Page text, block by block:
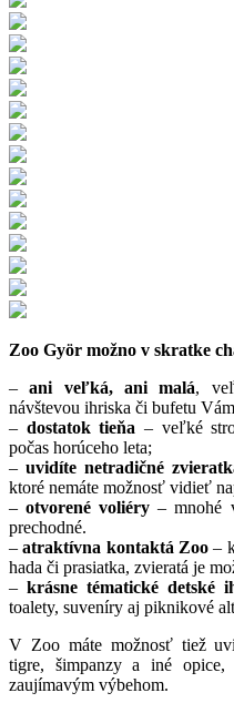
Zoo Györ možno v skratke
–ani veľká, ani malá,
návštevou ihriska či bufetu
– dostatok tieňa – veľké
počas horúceho leta;
– uvidíte netradičné
ktoré nemáte možnosť vidieť
–otvorené voliéry – mnohé
prechodné.
–atraktívna kontaktá Zoo –
hada či prasiatka, zvieratá je
–krásne tématické detské
toalety, suveníry aj piknikové
V Zoo máte možnosť tiež
tigre, šimpanzy a iné
zaujímavým výbehom.